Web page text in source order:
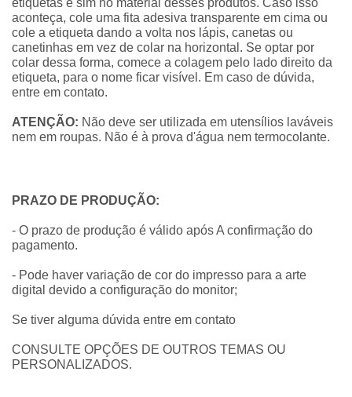
aconteça, cole uma fita adesiva transparente em cima ou
cole a etiqueta dando a volta nos lápis, canetas ou
canetinhas em vez de colar na horizontal. Se optar por
colar dessa forma, comece a colagem pelo lado direito da
etiqueta, para o nome ficar visível. Em caso de dúvida,
entre em contato.
ATENÇÃO: Não deve ser utilizada em utensílios laváveis
nem em roupas. Não é à prova d'água nem termocolante.
PRAZO DE PRODUÇÃO:
- O prazo de produção é válido após A confirmação do
pagamento.
- Pode haver variação de cor do impresso para a arte
digital devido a configuração do monitor;
Se tiver alguma dúvida entre em contato
CONSULTE OPÇÕES DE OUTROS TEMAS OU
PERSONALIZADOS.